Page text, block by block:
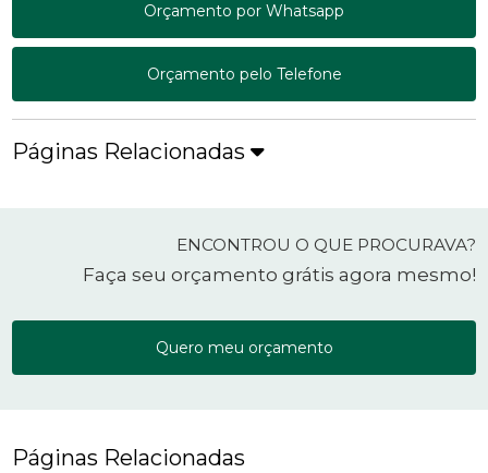
Orçamento por Whatsapp
Orçamento pelo Telefone
Páginas Relacionadas
ENCONTROU O QUE PROCURAVA?
Faça seu orçamento grátis agora mesmo!
Quero meu orçamento
Páginas Relacionadas